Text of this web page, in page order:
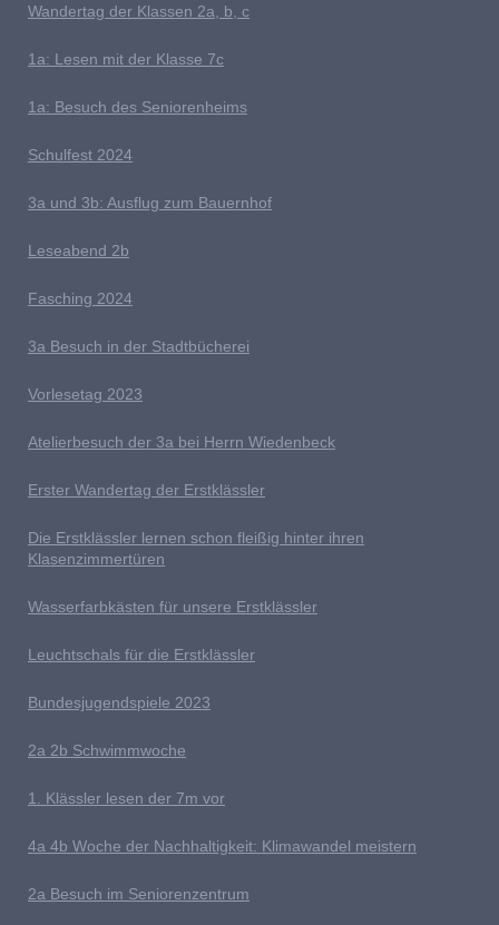
Wandertag der Klassen 2a, b, c
1a: Lesen mit der Klasse 7c
1a: Besuch des Seniorenheims
Schulfest 2024
3a und 3b: Ausflug zum Bauernhof
L eseabend 2b
Fasching 2024
3a Besuch in der Stadtbücherei
Vorlesetag 2023
Atelierbesuch der 3a bei Herrn Wiedenbeck
Erster Wandertag der Erstklässler
Die Erstklässler lernen schon fleißig hinter ihren
Klasenzimmertüren
Wasserfarbkästen für unsere Erstklässler
L euchtschals für die Erstklässler
Bundesjugendspiele 2023
2a 2b Schwimmwoche
1. Klässler lesen der 7m vor
4a 4b Woche der Nachhaltigkeit: Klimawandel meistern
2a Besuch im Seniorenzentrum